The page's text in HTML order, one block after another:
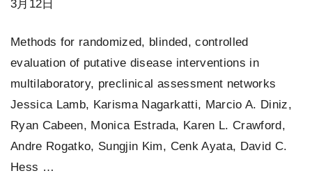
3月12日
Methods for randomized, blinded, controlled
evaluation of putative disease interventions in
multilaboratory, preclinical assessment networks
Jessica Lamb, Karisma Nagarkatti, Marcio A. Diniz,
Ryan Cabeen, Monica Estrada, Karen L. Crawford,
Andre Rogatko, Sungjin Kim, Cenk Ayata, David C.
Hess …